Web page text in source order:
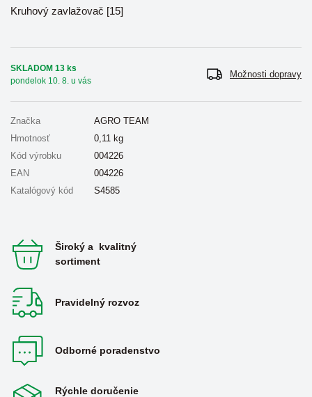
Kruhový zavlažovač [15]
SKLADOM 13 ks
pondelok 10. 8. u vás
Možnosti dopravy
Značka
AGRO TEAM
Hmotnosť
0,11 kg
Kód výrobku
004226
EAN
004226
Katalógový kód
S4585
Široký a kvalitný
sortiment
Pravidelný rozvoz
Odborné poradenstvo
Rýchle doručenie